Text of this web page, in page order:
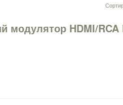
модулятор HDMI/RCA